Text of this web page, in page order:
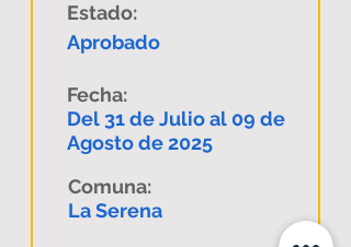
Estado:
Aprobado
Fecha:
Del 31 de Julio al 09 de
Agosto de 2025
Comuna:
La Serena